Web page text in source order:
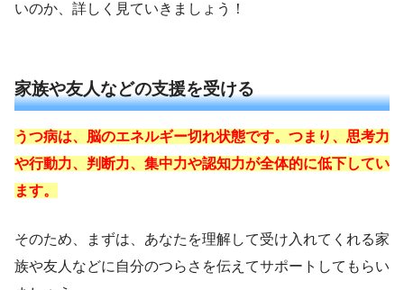
いのか、詳しく見ていきましょう！
家族や友人などの支援を受ける
うつ病は、脳のエネルギー切れ状態です。つまり、思考力
や行動力、判断力、集中力や認知力が全体的に低下してい
ます。
そのため、まずは、あなたを理解して受け入れてくれる家
族や友人などに自分のつらさを伝えてサポートしてもらい